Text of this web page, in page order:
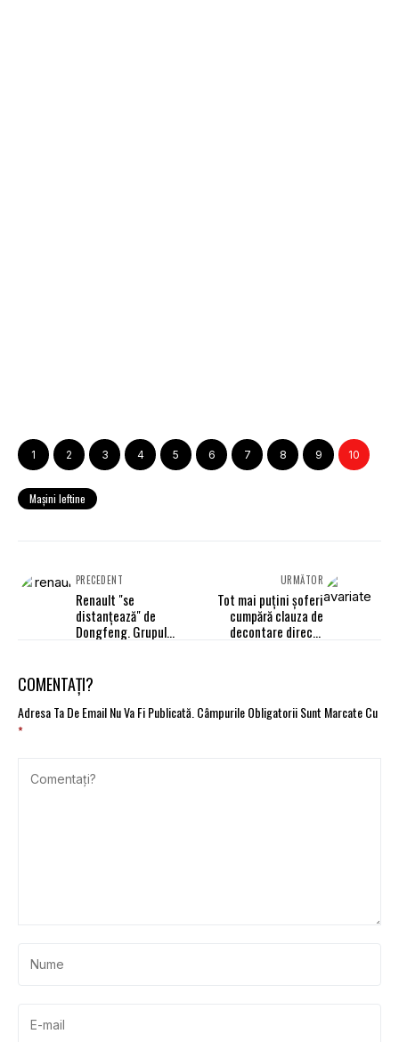
1 2 3 4 5 6 7 8 9 10
Maşini Ieftine
PRECEDENT
Renault "se
distanţează" de
Dongfeng. Grupul
URMĂTOR
Tot mai puţini şoferi
cumpără clauza de
decontare directă
COMENTAȚI?
Adresa Ta De Email Nu Va Fi Publicată.Câmpurile Obligatorii Sunt Marcate Cu
*